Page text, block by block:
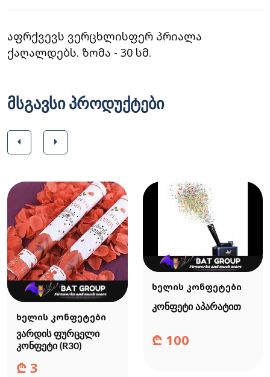
აფრქვევს ვერცხლისფერ პრიალა
ქაღალდებს. ზომა - 30 სმ.
მსგავსი პროდუქტები
arrow_left arrow_right
ხელის კონფეტები
ვარდის ფურცელი
კონფეტი (R30)
₾ 3
ხელის კონფეტები
კონფეტი აპარატით
₾ 100